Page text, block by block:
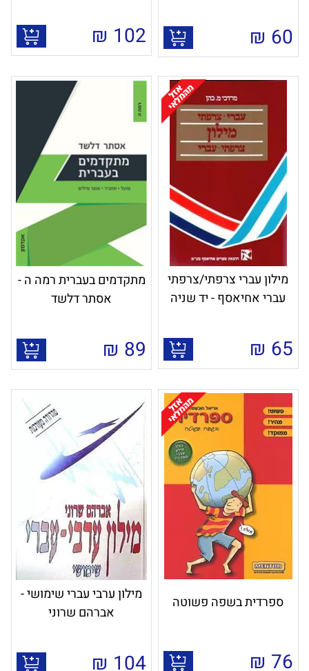
60
₪
102
₪
מילון עברי צרפתי/צרפתי
עברי אחיאסף - יד שניה
65
₪
מתקדמים בעברית רמה ה -
אסתר דלשד
89
₪
ספרדית בשפה פשוטה
76
₪
מילון ערבי עברי שימושי -
אברהם שרוני
104
₪